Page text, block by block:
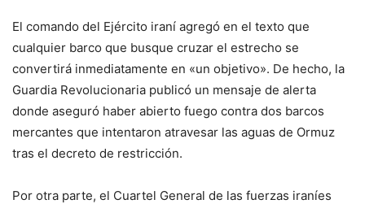
El comando del Ejército iraní agregó en el texto que
cualquier barco que busque cruzar el estrecho se
convertirá inmediatamente en «un objetivo». De hecho, la
Guardia Revolucionaria publicó un mensaje de alerta
donde aseguró haber abierto fuego contra dos barcos
mercantes que intentaron atravesar las aguas de Ormuz
tras el decreto de restricción.
Por otra parte, el Cuartel General de las fuerzas iraníes